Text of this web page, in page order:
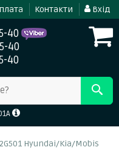
Контакти Вхід
40
40
40
Hyundai/Kia/Mobis